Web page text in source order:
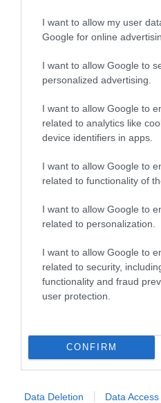
I want to allow my user
Google for online
I want to allow Google to
personalized advertising.
I want to allow Google to
related to analytics like
device identifiers in apps.
I want to allow Google to
related to functionality of
I want to allow Google to
related to personalization.
I want to allow Google to
related to security,
functionality and fraud
user protection.
CONFIRM
Data Deletion Data Access
A Honda különleges
bemutatták a CR-V
tanulmányautót, amely
kapszulaszállodák
köszönhetően a Dream
alhat benne, és helyet
fontos felszerelés a
LED-olvasólámpákon
tárolókig.